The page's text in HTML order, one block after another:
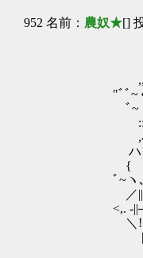
952 名前： 農奴★[]
ハ
r‐/ノ＾
,,:::ﾉヾ{
"ﾞﾞ~く ゝ
ﾞ~ ＜､___,
:: 〈∠ｲ
,小､ ||
ハ!ハ ||
{ l } || ＿
ﾞ~ヽ､j_ノ
／|| `丶ヽ
<,. -||─-､｀
＼!! ノ
||｀￣￣||